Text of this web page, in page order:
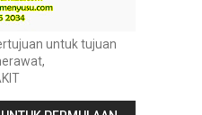
untuk tujuan